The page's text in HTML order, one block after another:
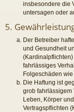
insbesondere die
untersagen oder
5.
Der Betreiber
und Gesundheit
fahrlässiges
Folgeschäden
Die Haftung ist
grob fahrlässigem
Leben, Körper
Vertragspflichten